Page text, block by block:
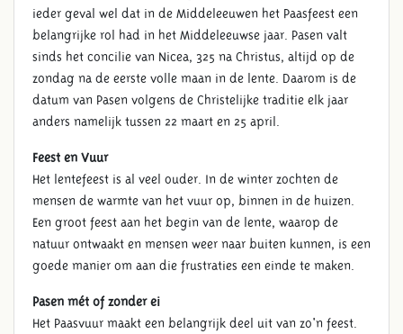
ieder geval wel dat in de Middeleeuwen het Paasfeest een
belangrijke rol had in het Middeleeuwse jaar. Pasen valt
sinds het concilie van Nicea, 325 na Christus, altijd op de
zondag na de eerste volle maan in de lente. Daarom is de
datum van Pasen volgens de Christelijke traditie elk jaar
anders namelijk tussen 22 maart en 25 april.
Feest en Vuur
Het lentefeest is al veel ouder. In de winter zochten de
mensen de warmte van het vuur op, binnen in de huizen.
Een groot feest aan het begin van de lente, waarop de
natuur ontwaakt en mensen weer naar buiten kunnen, is een
goede manier om aan die frustraties een einde te maken.
Pasen mét of zonder ei
Het Paasvuur maakt een belangrijk deel uit van zo'n feest.